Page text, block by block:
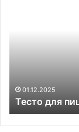
01.12.2025
Тесто для